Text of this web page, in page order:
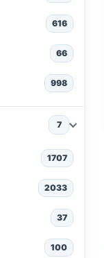
616
66
998
7
1707
2033
37
100